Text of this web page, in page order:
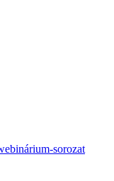
sorozat